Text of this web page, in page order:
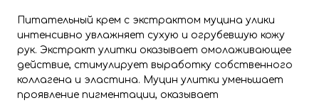
Питательный крем с экстрактом муцина улики
интенсивно увлажняет сухую и огрубевшую кожу
рук. Экстракт улитки оказывает омолаживающее
действие, стимулирует выработку собственного
коллагена и эластина. Муцин улитки уменьшает
проявление пигментации, оказывает